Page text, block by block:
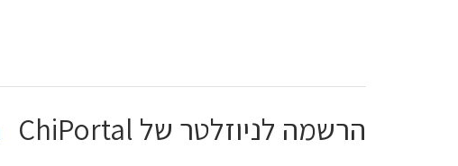
הרשמה לניוזלטר של ChiPortal